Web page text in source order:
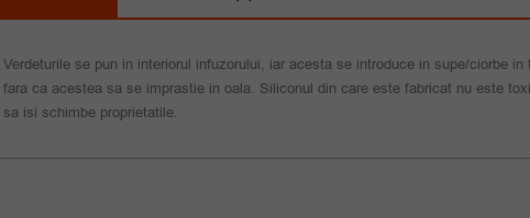
Verdeturile se pun in interiorul infuzorului, iar acesta se introduce in supe/ciorbe
fara ca acestea sa se imprastie in oala. Siliconul din care este fabricat nu este
sa isi schimbe proprietatile.